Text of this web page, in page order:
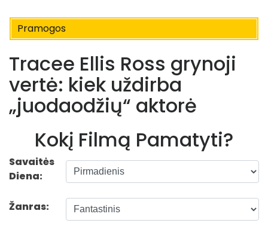
Pramogos
Tracee Ellis Ross grynoji
vertė: kiek uždirba
„juodaodžių“ aktorė
Kokį Filmą Pamatyti?
Savaitės
Diena:
Žanras: